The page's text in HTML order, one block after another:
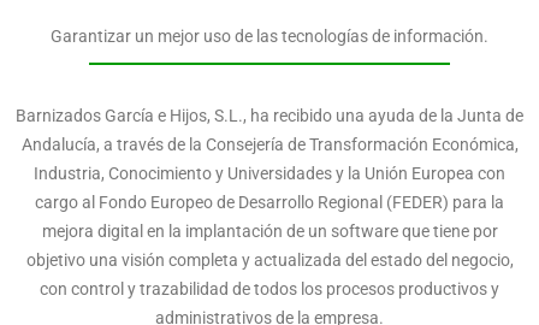
Garantizar un mejor uso de las tecnologías de información.
Barnizados García e Hijos, S.L., ha recibido una ayuda de la Junta de
Andalucía, a través de la Consejería de Transformación Económica,
Industria, Conocimiento y Universidades y la Unión Europea con
cargo al Fondo Europeo de Desarrollo Regional (FEDER) para la
mejora digital en la implantación de un software que tiene por
objetivo una visión completa y actualizada del estado del negocio,
con control y trazabilidad de todos los procesos productivos y
administrativos de la empresa.